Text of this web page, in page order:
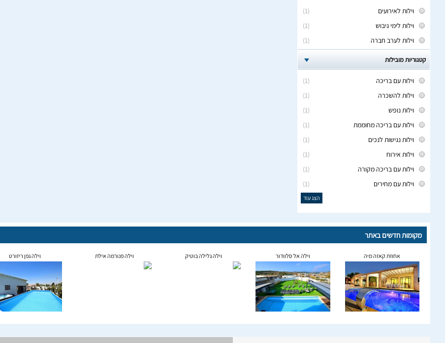
(1)
וילות לאירועים
(1)
וילות לימי גיבוש
(1)
וילות לערב חברה
קטגוריות מובילות
(1)
וילות עם בריכה
(1)
וילות להשכרה
(1)
וילות נופש
(1)
וילות עם בריכה מחוממת
(1)
וילות נגישות לנכים
(1)
וילות אירוח
(1)
וילות עם בריכה מקורה
(1)
וילות עם מחירים
הצג עוד
מקומות חדשים באתר
אחוזת קאזה מיה וילה אל סלוודור וילה גלילה בוטיק וילה פנורמה אילת וילה גפן ריזורט